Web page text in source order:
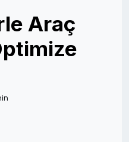
Araç